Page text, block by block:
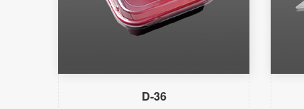
D-36